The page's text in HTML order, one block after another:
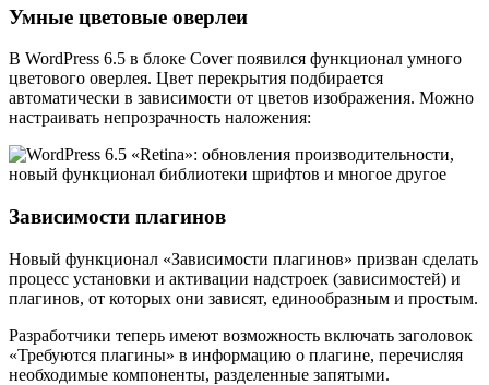
Умные цветовые оверлеи
В WordPress 6.5 в блоке Cover появился функционал умного
цветового оверлея. Цвет перекрытия подбирается
автоматически в зависимости от цветов изображения. Можно
настраивать непрозрачность наложения:
Зависимости плагинов
Новый функционал «Зависимости плагинов» призван сделать
процесс установки и активации надстроек (зависимостей) и
плагинов, от которых они зависят, единообразным и простым.
Разработчики теперь имеют возможность включать заголовок
«Требуются плагины» в информацию о плагине, перечисляя
необходимые компоненты, разделенные запятыми.